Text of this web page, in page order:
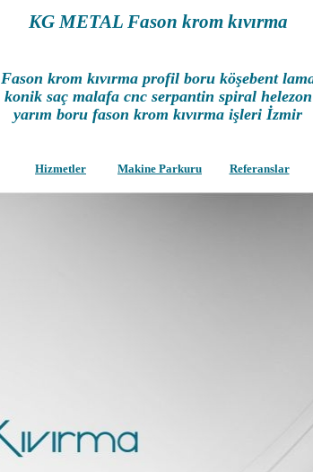
KG METAL Fason krom kıvırma
Fason krom kıvırma profil boru köşebent
konik saç malafa cnc serpantin spiral helezon
yarım boru fason krom kıvırma işleri İzmir
Hizmetler Makine Parkuru Referanslar